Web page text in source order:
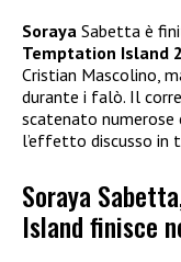
Soraya Sabetta è
Temptation Island
Cristian Mascolino,
durante i falò. Il
scatenato numerose
l’effetto discusso in
Soraya
Island finisce